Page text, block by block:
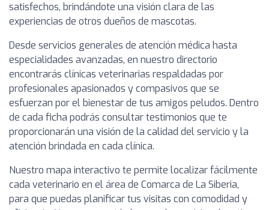
satisfechos, brindándote una visión clara de las
experiencias de otros dueños de mascotas.
Desde servicios generales de atención médica hasta
especialidades avanzadas, en nuestro directorio
encontrarás clínicas veterinarias respaldadas por
profesionales apasionados y compasivos que se
esfuerzan por el bienestar de tus amigos peludos. Dentro
de cada ficha podrás consultar testimonios que te
proporcionarán una visión de la calidad del servicio y la
atención brindada en cada clínica.
Nuestro mapa interactivo te permite localizar fácilmente
cada veterinario en el área de Comarca de La Siberia,
para que puedas planificar tus visitas con comodidad y